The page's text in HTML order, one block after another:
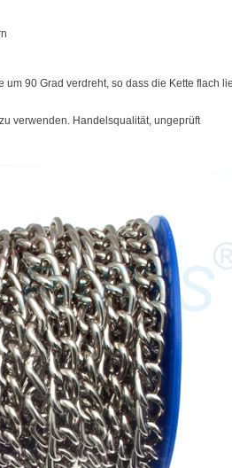
um 90 Grad verdreht, so dass die Kette flach
verwenden. Handelsqualität, ungeprüft